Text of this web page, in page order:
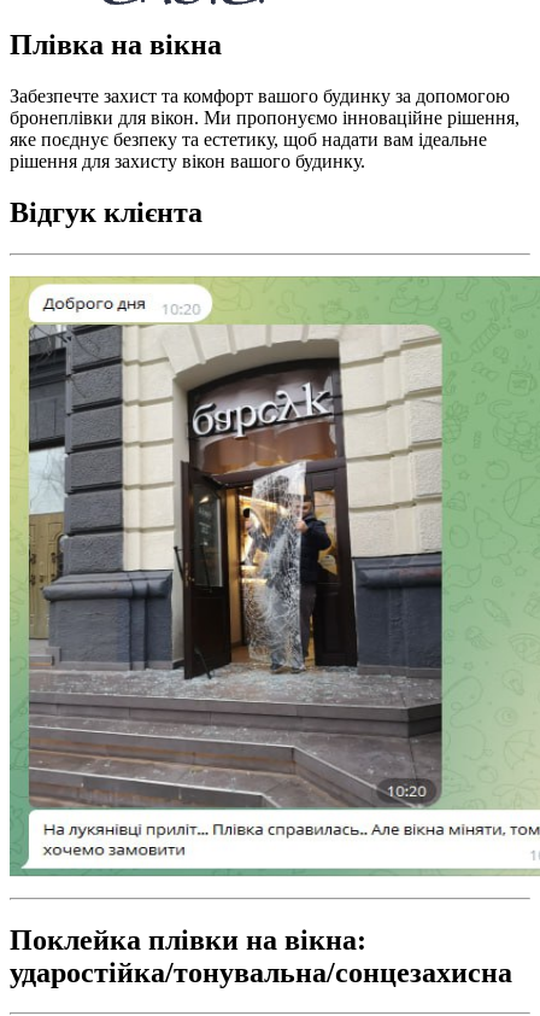
Плівка на вікна
Забезпечте захист та комфорт вашого будинку за допомогою
бронеплівки для вікон. Ми пропонуємо інноваційне рішення,
яке поєднує безпеку та естетику, щоб надати вам ідеальне
рішення для захисту вікон вашого будинку.
Відгук клієнта
Поклейка плівки на вікна:
ударостійка/тонувальна/сонцезахисна